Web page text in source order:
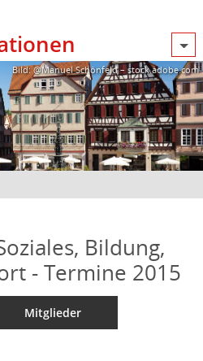
Bild: @Manuel Schönfeld – stock.adobe.com
Bildung,
- Termine 2015
Mitglieder